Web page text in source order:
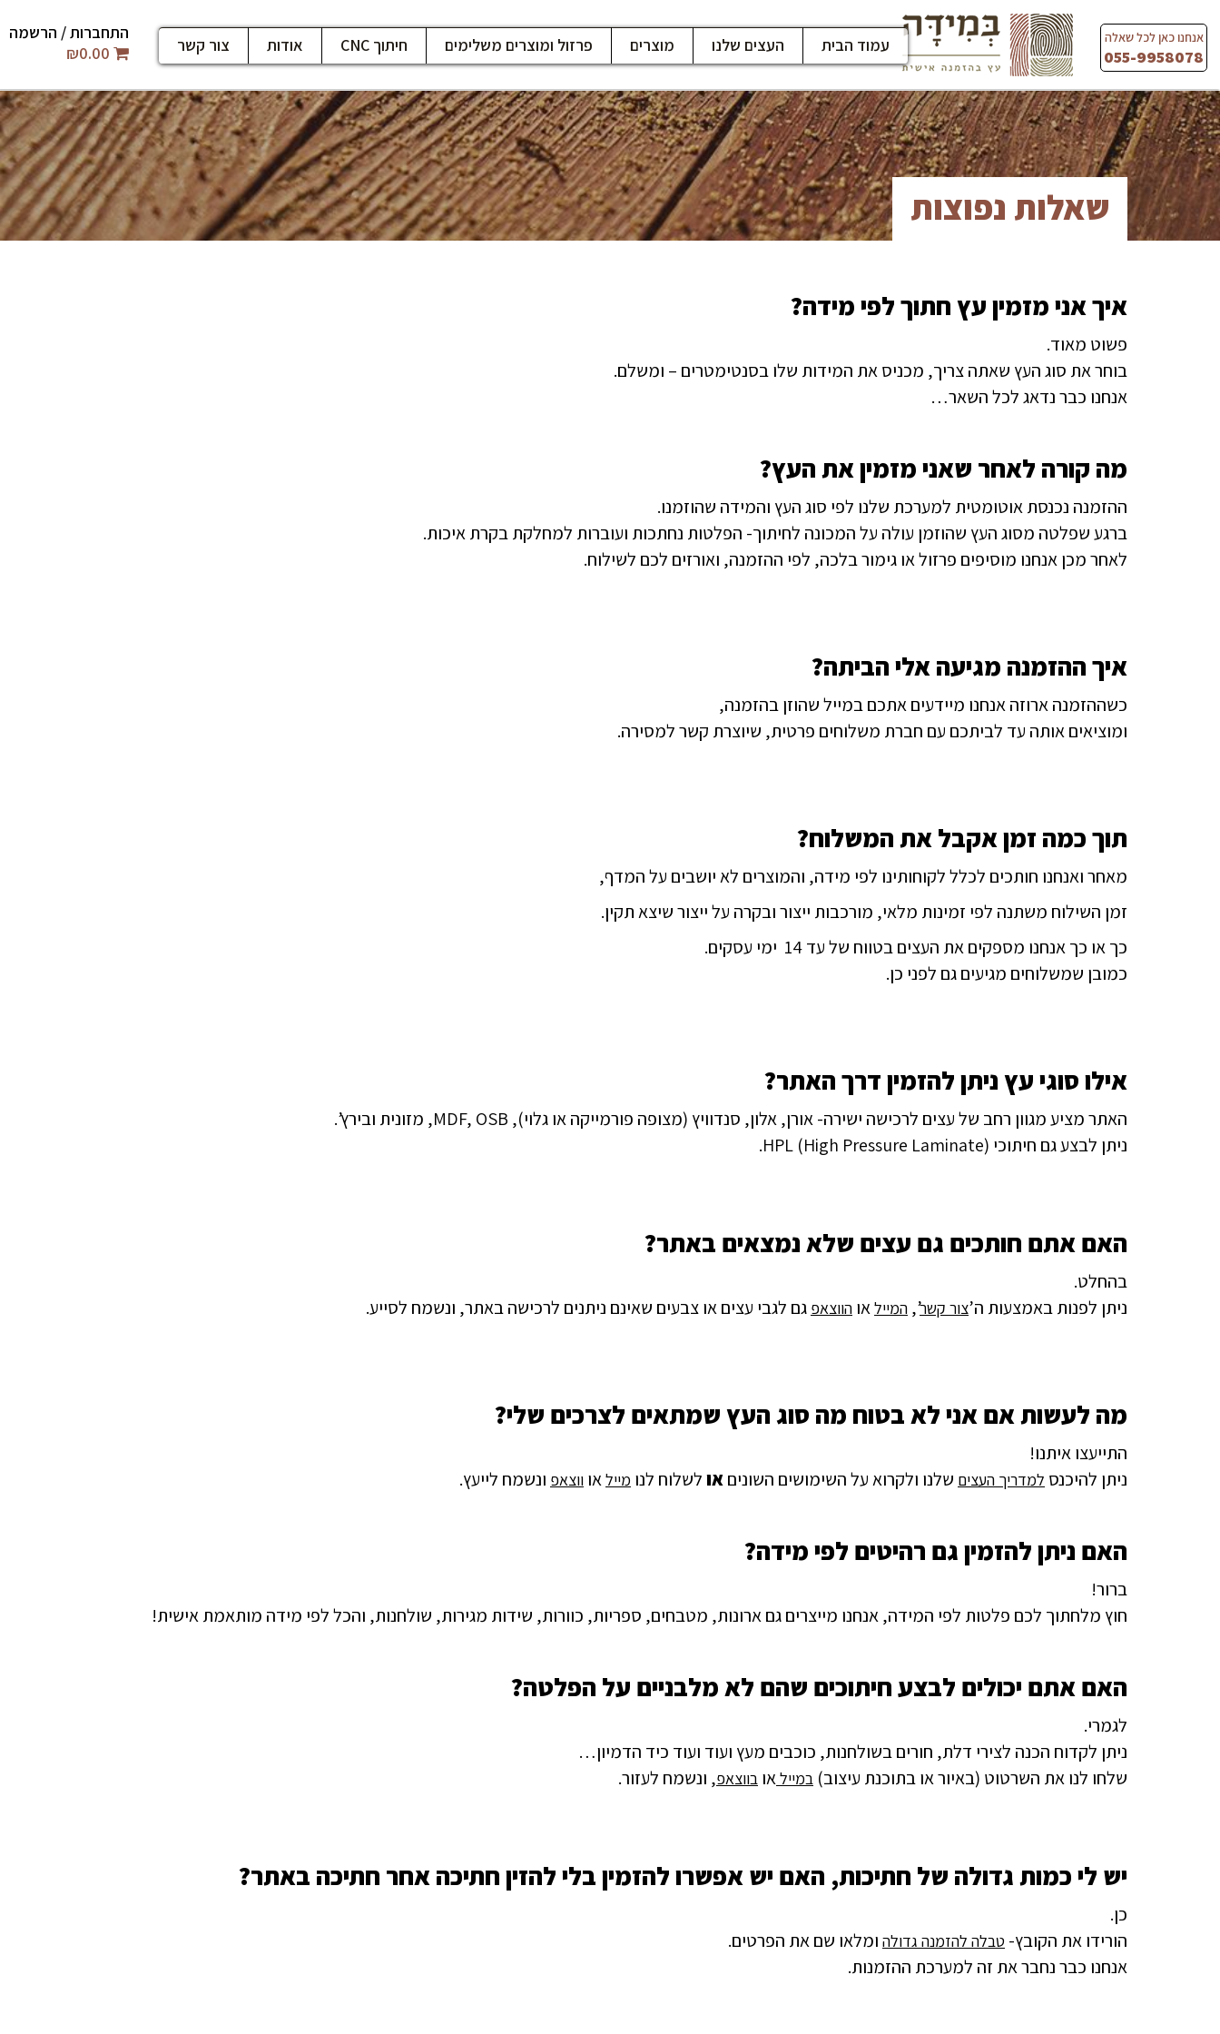
content
אנחנו כאן לכל שאלה
055-9958078
עמוד הבית העצים שלנו מוצרים פרזול ומוצרים משלימים חיתוך CNC אודות צור קשר
התחברות / הרשמה
₪0.00
שאלות נפוצות
איך אני מזמין עץ חתוך לפי מידה?
פשוט מאוד.
בוחר את סוג העץ שאתה צריך, מכניס את המידות שלו בסנטימטרים – ומשלם.
אנחנו כבר נדאג לכל השאר…
מה קורה לאחר שאני מזמין את העץ?
ההזמנה נכנסת אוטומטית למערכת שלנו לפי סוג העץ והמידה שהוזמנו.
ברגע שפלטה מסוג העץ שהוזמן עולה על המכונה לחיתוך- הפלטות נחתכות ועוברות למחלקת בקרת איכות.
לאחר מכן אנחנו מוסיפים פרזול או גימור בלכה, לפי ההזמנה, ואורזים לכם לשילוח.
איך ההזמנה מגיעה אלי הביתה?
כשההזמנה ארוזה אנחנו מיידעים אתכם במייל שהוזן בהזמנה,
ומוציאים אותה עד לביתכם עם חברת משלוחים פרטית, שיוצרת קשר למסירה.
תוך כמה זמן אקבל את המשלוח?
מאחר ואנחנו חותכים לכלל לקוחותינו לפי מידה, והמוצרים לא יושבים על המדף,
זמן השילוח משתנה לפי זמינות מלאי, מורכבות ייצור ובקרה על ייצור שיצא תקין.
כך או כך אנחנו מספקים את העצים בטווח של עד 14 ימי עסקים.
כמובן שמשלוחים מגיעים גם לפני כן.
אילו סוגי עץ ניתן להזמין דרך האתר?
האתר מציע מגוון רחב של עצים לרכישה ישירה- אורן, אלון, סנדוויץ (מצופה פורמייקה או גלוי), MDF, OSB, מזונית ובירץ’.
ניתן לבצע גם חיתוכי HPL (High Pressure Laminate).
האם אתם חותכים גם עצים שלא נמצאים באתר?
בהחלט.
ניתן לפנות באמצעות ה’צור קשר’, המיילאו הווצאפ גם לגבי עצים או צבעים שאינם ניתנים לרכישה באתר, ונשמח לסייע.
מה לעשות אם אני לא בטוח מה סוג העץ שמתאים לצרכים שלי?
התייעצו איתנו!
ניתן להיכנס למדריך העצים שלנו ולקרוא על השימושים השוניםאולשלוח לנו מיילאו ווצאפ ונשמח לייעץ.
האם ניתן להזמין גם רהיטים לפי מידה?
ברור!
חוץ מלחתוך לכם פלטות לפי המידה, אנחנו מייצרים גם ארונות, מטבחים, ספריות, כוורות, שידות מגירות, שולחנות, והכל לפי מידה מותאמת אישית!
האם אתם יכולים לבצע חיתוכים שהם לא מלבניים על הפלטה?
לגמרי.
ניתן לקדוח הכנה לצירי דלת, חורים בשולחנות, כוכבים מעץ ועוד ועוד כיד הדמיון…
שלחו לנו את השרטוט (באיור או בתוכנת עיצוב) במיילאו בווצאפ, ונשמח לעזור.
יש לי כמות גדולה של חתיכות, האם יש אפשרו להזמין בלי להזין חתיכה אחר חתיכה באתר?
כן.
הורידו את הקובץ- טבלה להזמנה גדולה ומלאו שם את הפרטים.
אנחנו כבר נחבר את זה למערכת ההזמנות.